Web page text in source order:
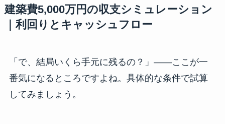
建築費5,000万円の収支シミュレーション
｜利回りとキャッシュフロー
「で、結局いくら手元に残るの？」——ここが一
番気になるところですよね。具体的な条件で試算
してみましょう。